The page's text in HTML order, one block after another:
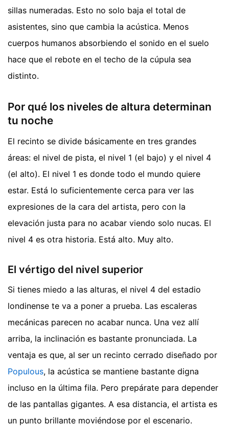
sillas numeradas. Esto no solo baja el total de
asistentes, sino que cambia la acústica. Menos
cuerpos humanos absorbiendo el sonido en el suelo
hace que el rebote en el techo de la cúpula sea
distinto.
Por qué los niveles de altura determinan
tu noche
El recinto se divide básicamente en tres grandes
áreas: el nivel de pista, el nivel 1 (el bajo) y el nivel 4
(el alto). El nivel 1 es donde todo el mundo quiere
estar. Está lo suficientemente cerca para ver las
expresiones de la cara del artista, pero con la
elevación justa para no acabar viendo solo nucas. El
nivel 4 es otra historia. Está alto. Muy alto.
El vértigo del nivel superior
Si tienes miedo a las alturas, el nivel 4 del estadio
londinense te va a poner a prueba. Las escaleras
mecánicas parecen no acabar nunca. Una vez allí
arriba, la inclinación es bastante pronunciada. La
ventaja es que, al ser un recinto cerrado diseñado por
Populous, la acústica se mantiene bastante digna
incluso en la última fila. Pero prepárate para depender
de las pantallas gigantes. A esa distancia, el artista es
un punto brillante moviéndose por el escenario.